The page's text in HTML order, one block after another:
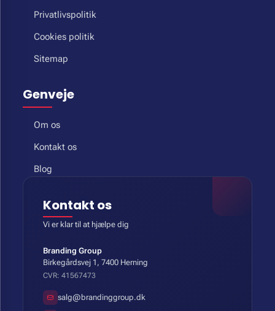
Privatlivspolitik
Cookies politik
Sitemap
Genveje
Om os
Kontakt os
Blog
Kontakt os
Vi er klar til at hjælpe dig
Branding Group
Birkegårdsvej 1, 7400 Herning
CVR: 41567473
salg@brandinggroup.dk